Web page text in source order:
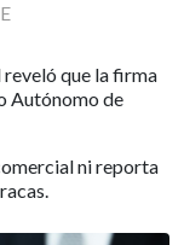
que la firma
Autónomo de
ni reporta